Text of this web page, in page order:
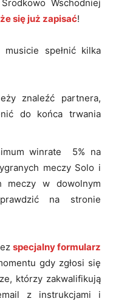
Wschodniej
się już zapisać!
musicie spełnić kilka
znaleźć partnera,
do końca trwania
winrate 5% na
meczy Solo i
meczy w dowolnym
na stronie
specjalny formularz
gdy zgłosi się
którzy zakwalifikują
z instrukcjami i